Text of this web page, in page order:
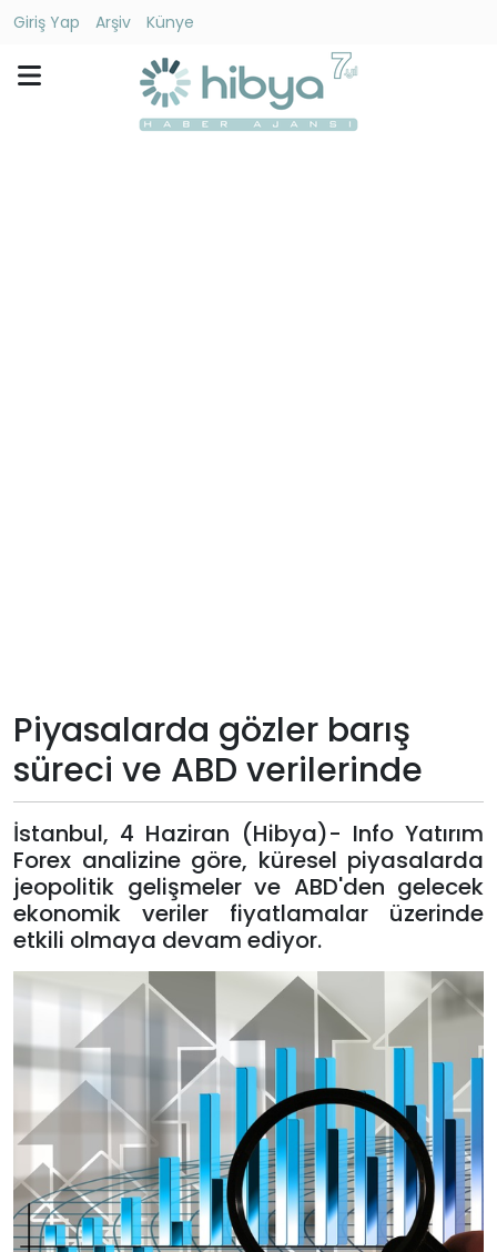
Giriş Yap Arşiv
Künye
Künye
Giriş
Yap
Piyasalarda gözler barış
süreci ve ABD verilerinde
İstanbul, 4 Haziran (Hibya)- Info Yatırım
Forex analizine göre, küresel piyasalarda
jeopolitik gelişmeler ve ABD'den gelecek
ekonomik veriler fiyatlamalar üzerinde
etkili olmaya devam ediyor.